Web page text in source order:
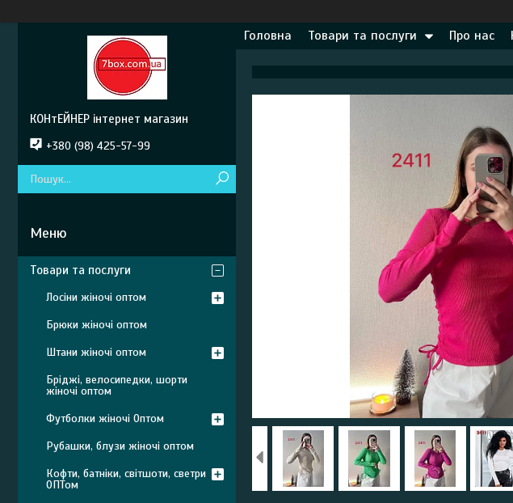
Головна Товари та послуги Про нас
КОНтЕЙНЕР інтернет магазин
+380 (98) 425-57-99
Товари та послуги
Лосіни жіночі оптом
Брюки жіночі оптом
Штани жіночі оптом
Бріджі, велосипедки, шорти
жіночі оптом
Футболки жіночі Оптом
Рубашки, блузи жіночі оптом
Кофти, батніки, світшоти, светри
ОПТом